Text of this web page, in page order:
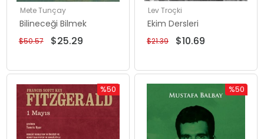
Mete Tunçay
Bilineceği Bilmek
$25.29
$50.57
Lev Troçki
Ekim Dersleri
$10.69
$21.39
%50
İndirim
%50